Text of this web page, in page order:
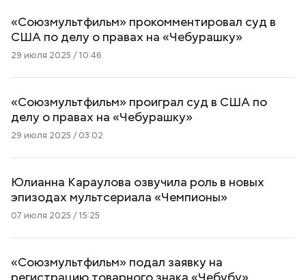
«Союзмультфильм» прокомментировал суд в
США по делу о правах на «Чебурашку»
29 июля 2025 / 10:46
«Союзмультфильм» проиграл суд в США по
делу о правах на «Чебурашку»
29 июля 2025 / 03:02
Юлианна Караулова озвучила роль в новых
эпизодах мультсериала «Чемпионы»
07 июля 2025 / 15:25
«Союзмультфильм» подал заявку на